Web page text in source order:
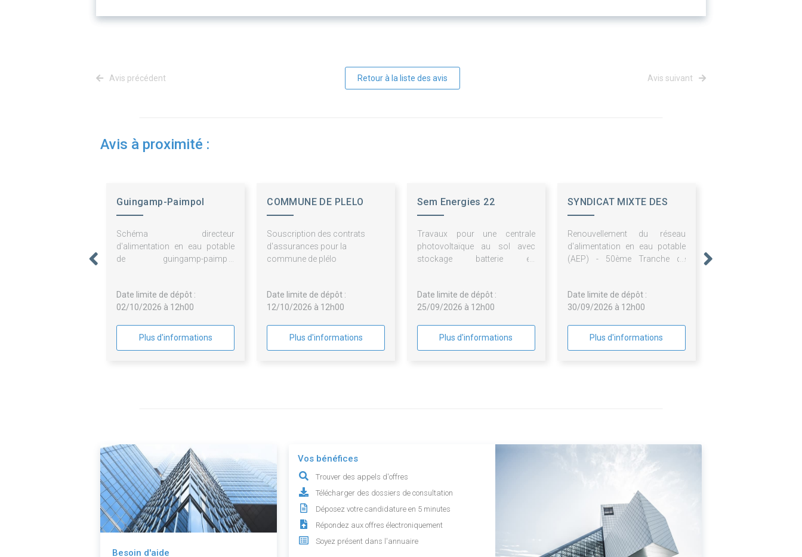
Avis précédent Retour à la liste des avis Avis suivant
Avis à proximité :
Guingamp-Paimpol
Schéma directeur
d'alimentation en eau potable
de guingamp-paimpol
Date limite de dépôt :
02/10/2026 à 12h00
Plus d'informations
COMMUNE DE PLELO
Souscription des contrats
d'assurances pour la
commune de plélo
Date limite de dépôt :
12/10/2026 à 12h00
Plus d'informations
Sem Energies 22
Travaux pour une centrale
photovoltaïque au sol avec
stockage batterie en
Date limite de dépôt :
25/09/2026 à 12h00
Plus d'informations
SYNDICAT MIXTE DES
Renouvellement du réseau
d'alimentation en eau potable
(AEP) - 50ème Tranche de
Date limite de dépôt :
30/09/2026 à 12h00
Plus d'informations
Besoin d'aide
Vos bénéfices
Trouver des appels d'offres
Télécharger des dossiers de consultation
Déposez votre candidature en 5 minutes
Répondez aux offres électroniquement
Soyez présent dans l'annuaire